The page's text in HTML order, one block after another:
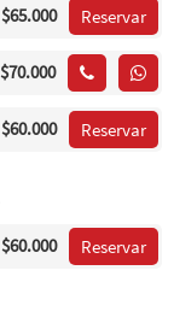
$65.000 Reservar
$70.000
$60.000 Reservar
$60.000 Reservar